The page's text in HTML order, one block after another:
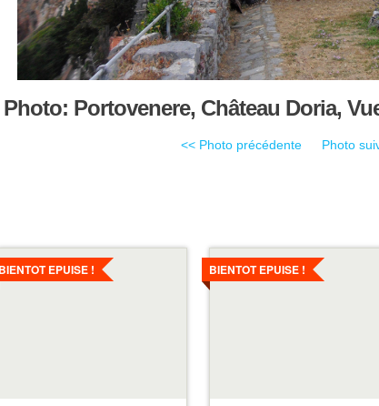
Photo: Portovenere, Château Doria,
<< Photo précédente Photo
BIENTOT EPUISE !
les BIENTOT EPUISE !
Voir
les
details